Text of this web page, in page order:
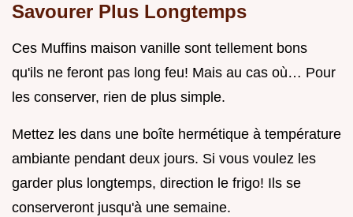
Savourer Plus Longtemps
Ces Muffins maison vanille sont tellement bons
qu'ils ne feront pas long feu! Mais au cas où… Pour
les conserver, rien de plus simple.
Mettez les dans une boîte hermétique à température
ambiante pendant deux jours. Si vous voulez les
garder plus longtemps, direction le frigo! Ils se
conserveront jusqu'à une semaine.